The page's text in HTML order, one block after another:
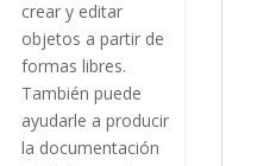
crear y editar
objetos a partir de
formas libres.
También puede
ayudarle a producir
la documentación